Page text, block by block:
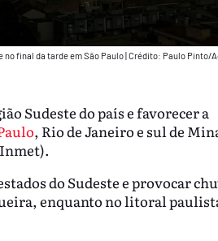
no final da tarde em São Paulo|Crédito: Paulo Pinto/
Sudeste do país e favorecer a
, Rio de Janeiro e sul de
do Sudeste e provocar
enquanto no litoral